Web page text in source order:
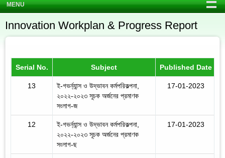
MENU
Innovation Workplan & Progress Report
Serial No. Subject Published Date
13
ই-গভর্ন্যান্স ও উদ্ভাবন কর্মপরিকল্পনা,
২০২২-২০২৩ সূচক অর্জনের প্রমাণক
সংলাগ-জ
17-01-2023
12
ই-গভর্ন্যান্স ও উদ্ভাবন কর্মপরিকল্পনা,
২০২২-২০২৩ সূচক অর্জনের প্রমাণক
সংলাগ-ছ
17-01-2023